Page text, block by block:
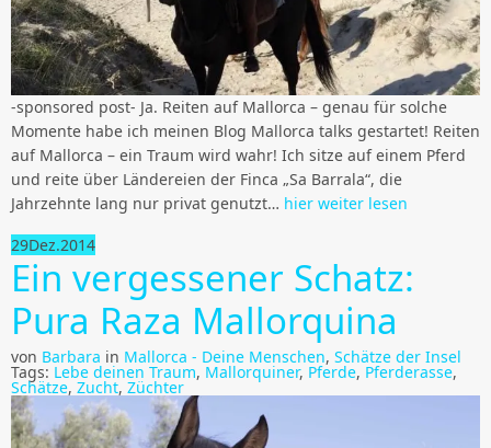
-sponsored post- Ja. Reiten auf Mallorca – genau für solche
Momente habe ich meinen Blog Mallorca talks gestartet! Reiten
auf Mallorca – ein Traum wird wahr! Ich sitze auf einem Pferd
und reite über Ländereien der Finca „Sa Barrala“, die
Jahrzehnte lang nur privat genutzt… hier weiter lesen
29Dez.2014
Ein vergessener Schatz:
Pura Raza Mallorquina
von Barbara in Mallorca - Deine Menschen, Schätze der Insel
Tags: Lebe deinen Traum, Mallorquiner, Pferde, Pferderasse,
Schätze, Zucht, Züchter